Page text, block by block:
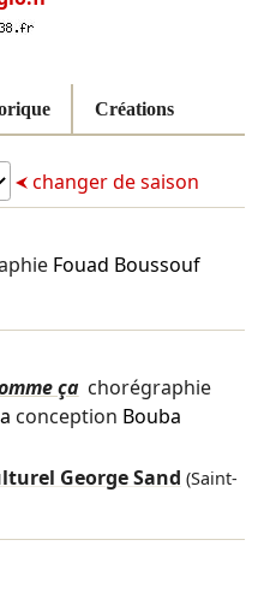
Créations
changer de saison
Fouad Boussouf
ça chorégraphie
conception Bouba
George Sand (Saint-